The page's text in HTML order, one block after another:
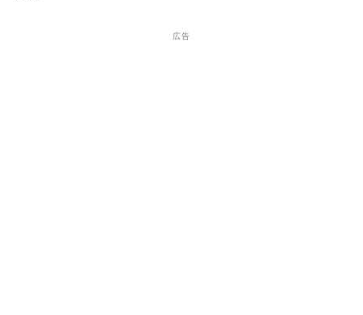
広告